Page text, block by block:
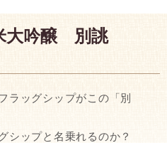
大吟醸 別誂
ラッグシップがこの「別
シップと名乗れるのか？